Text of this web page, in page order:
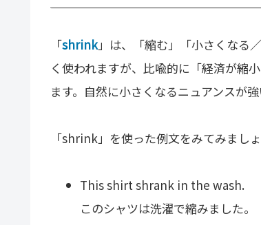
「shrink」は、「縮む」「小さくなる
く使われますが、比喩的に「経済が縮
ます。自然に小さくなるニュアンスが強
「shrink」を使った例文をみてみましょ
This shirt shrank in the wash.
このシャツは洗濯で縮みました。